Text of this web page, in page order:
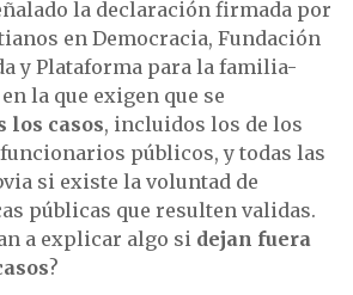
la declaración firmada por
en Democracia, Fundación
y Plataforma para la familia-
en la que exigen que se
los casos, incluidos los de los
públicos, y todas las
si existe la voluntad de
públicas que resulten validas.
a explicar algo si dejan fuera
?